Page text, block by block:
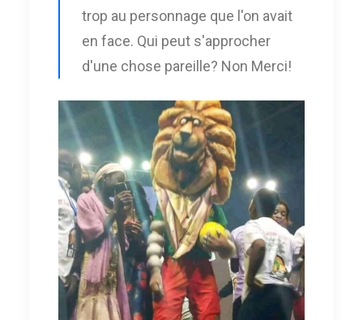
trop au personnage que l'on avait
en face. Qui peut s'approcher
d'une chose pareille? Non Merci!